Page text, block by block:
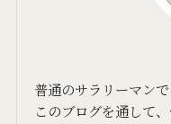
普通のサラリーマン
このブログを通して